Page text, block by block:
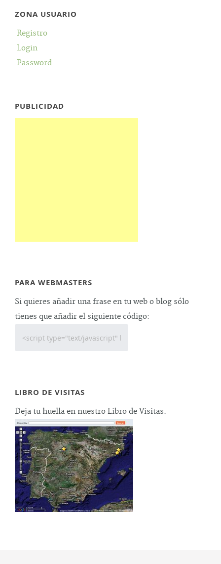
ZONA USUARIO
Registro
Login
Password
PUBLICIDAD
PARA WEBMASTERS
Si quieres añadir una frase en tu web o blog sólo
tienes que añadir el siguiente código:
LIBRO DE VISITAS
Deja tu huella en nuestro Libro de Visitas.